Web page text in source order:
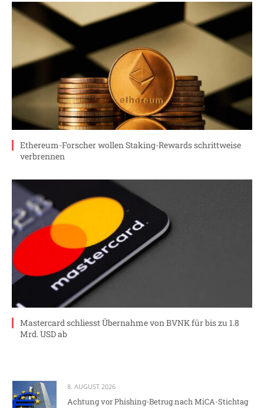
Ethereum-Forscher wollen Staking-Rewards schrittweise
verbrennen
Mastercard schliesst Übernahme von BVNK für bis zu 1.8
Mrd. USD ab
8. AUGUST 2026
Achtung vor Phishing-Betrug nach MiCA-Stichtag